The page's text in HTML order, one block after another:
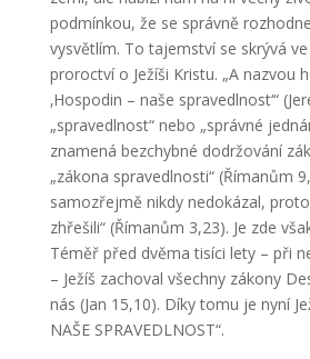
podmínkou, že se správně
vysvětlím. To tajemství se skrývá
proroctví o Ježíši Kristu. „A nazvou
‚Hospodin – naše spravedlnost‘“
„spravedlnost“ nebo „správné
znamená bezchybné dodržování
„zákona spravedlnosti“ (Římanům
samozřejmě nikdy nedokázal,
zhřešili“ (Římanům 3,23). Je zde
Téměř před dvěma tisíci lety – při
– Ježíš zachoval všechny zákony
nás (Jan 15,10). Díky tomu je nyní
NAŠE SPRAVEDLNOST“.